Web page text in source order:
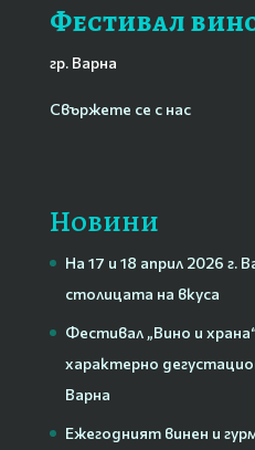
Фестивал
гр. Варна
Свържете се с нас
Новини
На 17 и 18 април 2026 г.
столицата на вкуса
Фестивал „Вино и
характерно
Варна
Ежегодният винен и